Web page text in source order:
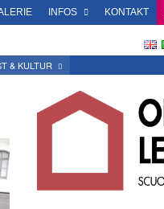
INFOS KONTAKT
& KULTUR